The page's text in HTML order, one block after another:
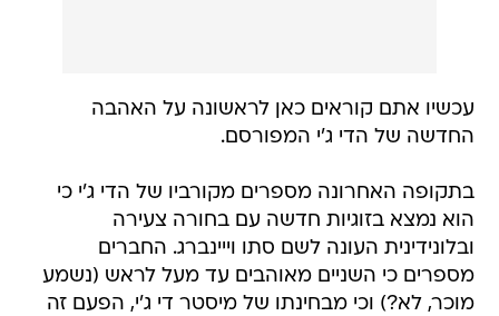
עכשיו אתם קוראים כאן לראשונה על האהבה
החדשה של הדי ג'י המפורסם.
בתקופה האחרונה מספרים מקורביו של הדי ג'י כי
הוא נמצא בזוגיות חדשה עם בחורה צעירה
ובלונידינית העונה לשם סתו וייינברג. החברים
מספרים כי השניים מאוהבים עד מעל לראש (נשמע
מוכר, לא?) וכי מבחינתו של מיסטר די ג'י, הפעם זה